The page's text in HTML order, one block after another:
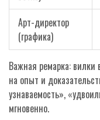
Арт-директор
(графика)
Важная ремарка: вилки
на опыт и
узнаваемость»,
мгновенно.